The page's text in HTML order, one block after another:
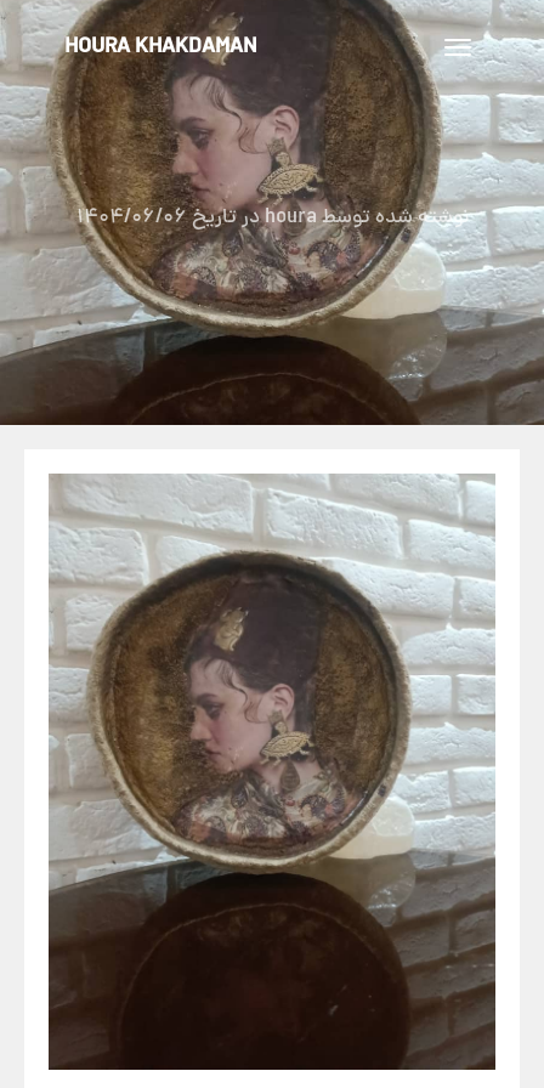
تغییر
ناوبری
HOURA KHAKDAMAN
نوشته شده توسطhouraدر تاریخ1404/06/06